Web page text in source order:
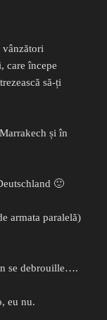
vânzători
care începe
să-ți
și în
🙂
armata paralelă)
se debrouille….
eu nu.